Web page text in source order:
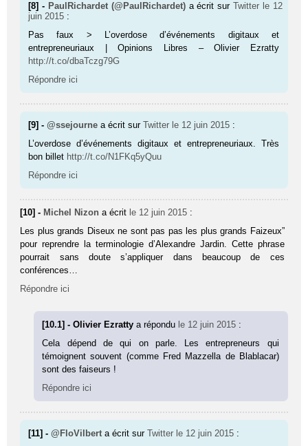
[8] - PaulRichardet (@PaulRichardet) a écrit surTwitter le 12
juin 2015 :
Pas faux > L’overdose d’événements digitaux et
entrepreneuriaux | Opinions Libres – Olivier Ezratty
http://t.co/dbaTczg79G
Répondre ici
[9] -@ssejourne a écrit surTwitter le 12 juin 2015 :
L’overdose d’événements digitaux et entrepreneuriaux. Très
bon billet http://t.co/N1FKq5yQuu
Répondre ici
[10] - Michel Nizon a écrit le 12 juin 2015 :
Les plus grands Diseux ne sont pas pas les plus grands Faizeux”
pour reprendre la terminologie d’Alexandre Jardin. Cette phrase
pourrait sans doute s’appliquer dans beaucoup de ces
conférences…
Répondre ici
[10.1] - Olivier Ezrattya répondu le 12 juin 2015 :
Cela dépend de qui on parle. Les entrepreneurs qui
témoignent souvent (comme Fred Mazzella de Blablacar)
sont des faiseurs !
Répondre ici
[11] -@FloVilbert a écrit surTwitter le 12 juin 2015 :